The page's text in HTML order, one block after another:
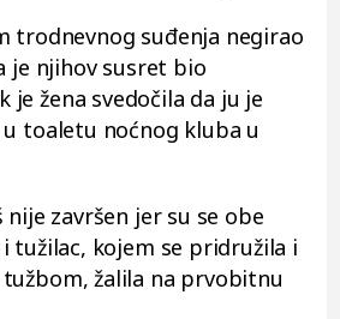
trodnevnog suđenja negirao
je njihov susret bio
je žena svedočila da ju je
toaletu noćnog kluba u
nije završen jer su se obe
tužilac, kojem se pridružila i
žalila na prvobitnu